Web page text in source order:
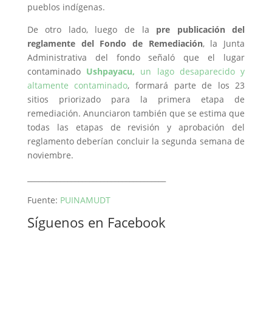
pueblos indígenas.
De otro lado, luego de la pre publicación del
reglamente del Fondo de Remediación, la Junta
Administrativa del fondo señaló que el lugar
contaminado Ushpayacu, un lago desaparecido y
altamente contaminado, formará parte de los 23
sitios priorizado para la primera etapa de
remediación. Anunciaron también que se estima que
todas las etapas de revisión y aprobación del
reglamento deberían concluir la segunda semana de
noviembre.
Fuente: PUINAMUDT
Síguenos en Facebook